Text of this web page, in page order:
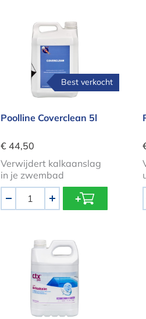
Poolline Coverclean 5l
Best verkocht
Poolline Coverclean 5l
€ 44,50
Verwijdert kalkaanslag
in je zwembad
+
Anti-kalk voor zwembaden